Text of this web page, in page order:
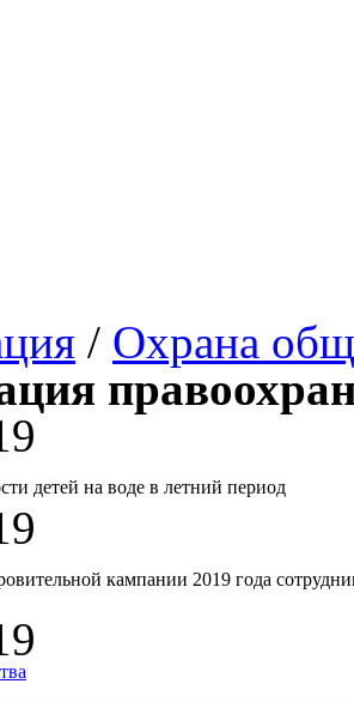
/ Охрана
детей на воде в летний период
кампании 2019 года